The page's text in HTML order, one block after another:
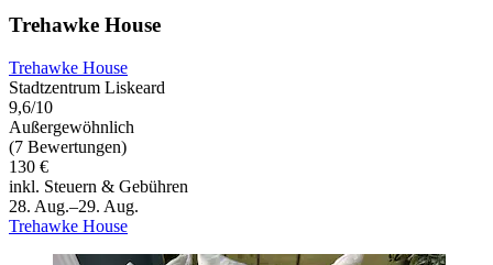
Trehawke House
Trehawke House
Stadtzentrum Liskeard
9,6/10
Außergewöhnlich
(7 Bewertungen)
130 €
inkl. Steuern & Gebühren
28. Aug.–29. Aug.
Trehawke House